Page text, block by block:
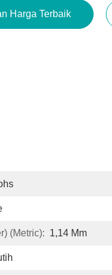
Harga Terbaik
(Metric): 1,14 Mm